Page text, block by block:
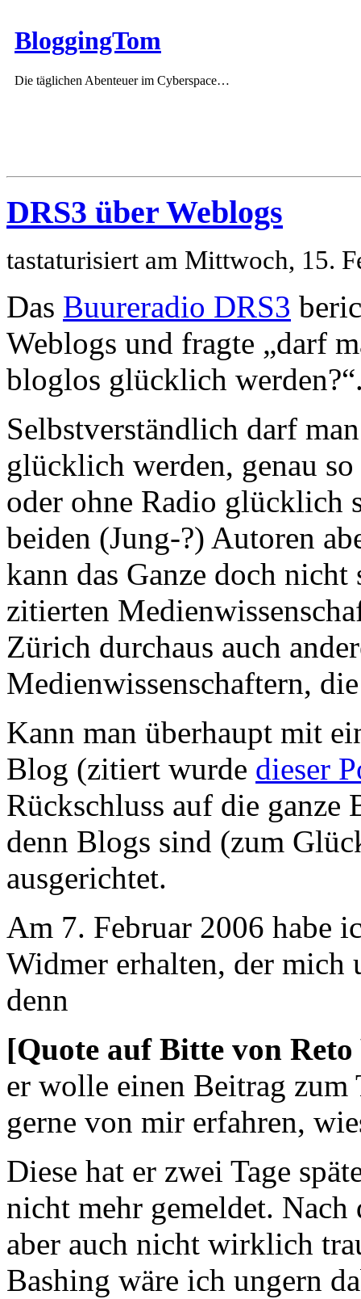
BloggingTom
Die täglichen Abenteuer im Cyberspace…
DRS3 über Weblogs
tastaturisiert am Mittwoch, 15.
Das Buureradio DRS3
Weblogs und fragte „darf
bloglos glücklich
Selbstverständlich darf
glücklich werden, genau
oder ohne Radio glücklich
beiden (Jung-?) Autoren
kann das Ganze doch
zitierten
Zürich durchaus auch
Medienwissenschaftern,
Kann man überhaupt mit
Blog (zitiert wurde dieser
Rückschluss auf die ganze
denn Blogs sind (zum
ausgerichtet.
Am 7. Februar 2006 habe
Widmer erhalten, der mich
denn
[Quote auf Bitte von
er wolle einen Beitrag zum
gerne von mir erfahren,
Diese hat er zwei Tage
nicht mehr gemeldet.
aber auch nicht wirklich
Bashing wäre ich ungern